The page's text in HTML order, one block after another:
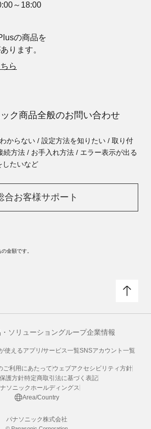
～18:00
の商品を
ります。
ら
ク商品全般のお問い合わせ
からない / 設定方法を知りたい / 取り付
続方法 / お手入れ方法 / エラー表示が出る
したいなど
合お客様サポート
金額です。
ソリューショングループ企業情報
使えるアプリ/サービス一覧SNSアカウント一覧
ご利用にあたって ウェブアクセシビリティ方針
護方針特定商取引法に基づく表記
ソニックホールディングス
Area/Country
パナソニック株式会社